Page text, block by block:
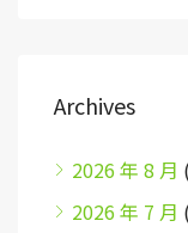
Archives
2026 年 8 月
2026 年 7 月